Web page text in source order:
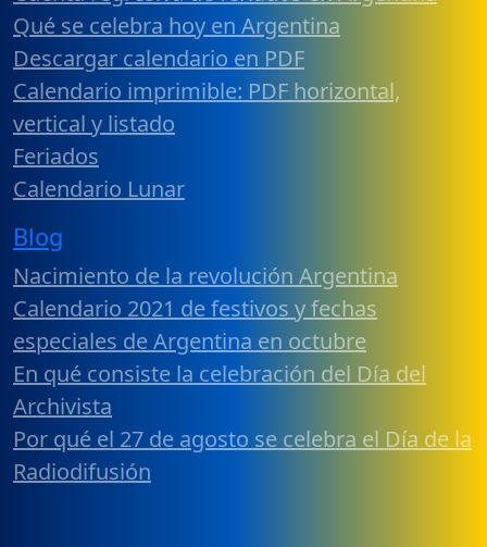
Qué se celebra hoy en Argentina
Descargar calendario en PDF
Calendario imprimible: PDF horizontal,
vertical y listado
Feriados
Calendario Lunar
Blog
Nacimiento de la revolución Argentina
Calendario 2021 de festivos y fechas
especiales de Argentina en octubre
En qué consiste la celebración del Día del
Archivista
Por qué el 27 de agosto se celebra el Día de la
Radiodifusión